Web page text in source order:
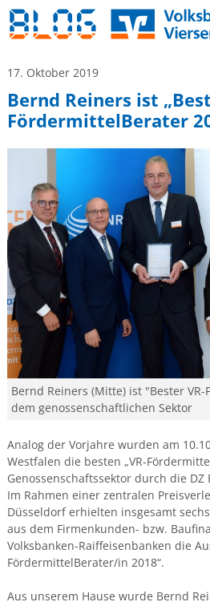
17. Oktober 2019
Bernd Reiners ist
FördermittelBerater
Bernd Reiners (Mitte) ist "Bester
dem genossenschaftlichen Sektor
Analog der Vorjahre wurden am
Westfalen die besten „VR-
Genossenschaftssektor durch die DZ
Im Rahmen einer zentralen
Düsseldorf erhielten insgesamt
aus dem Firmenkunden- bzw.
Volksbanken-Raiffeisenbanken die
FördermittelBerater/in 2018“.
Aus unserem Hause wurde Bernd